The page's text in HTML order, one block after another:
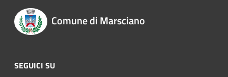
Comune di Marsciano
SEGUICI SU